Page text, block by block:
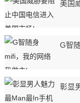
美国
G智
彰显